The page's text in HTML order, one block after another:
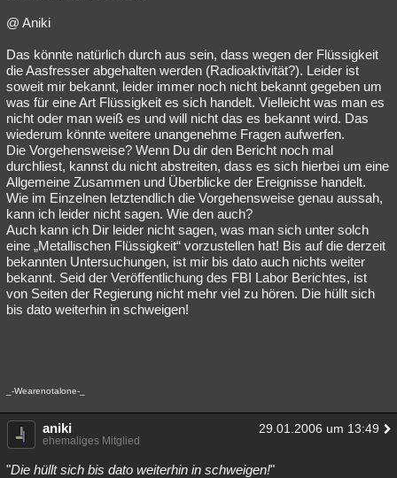
@ Aniki
Das könnte natürlich durch aus sein, dass wegen der Flüssigkeit
die Aasfresser abgehalten werden (Radioaktivität?). Leider ist
soweit mir bekannt, leider immer noch nicht bekannt gegeben um
was für eine Art Flüssigkeit es sich handelt. Vielleicht was man es
nicht oder man weiß es und will nicht das es bekannt wird. Das
wiederum könnte weitere unangenehme Fragen aufwerfen.
Die Vorgehensweise? Wenn Du dir den Bericht noch mal
durchliest, kannst du nicht abstreiten, dass es sich hierbei um eine
Allgemeine Zusammen und Überblicke der Ereignisse handelt.
Wie im Einzelnen letztendlich die Vorgehensweise genau aussah,
kann ich leider nicht sagen. Wie den auch?
Auch kann ich Dir leider nicht sagen, was man sich unter solch
eine „Metallischen Flüssigkeit“ vorzustellen hat! Bis auf die derzeit
bekannten Untersuchungen, ist mir bis dato auch nichts weiter
bekannt. Seid der Veröffentlichung des FBI Labor Berichtes, ist
von Seiten der Regierung nicht mehr viel zu hören. Die hüllt sich
bis dato weiterhin in schweigen!
_-Wearenotalone-_
aniki 29.01.2006 um 13:49
ehemaliges Mitglied
"Die hüllt sich bis dato weiterhin in schweigen!"